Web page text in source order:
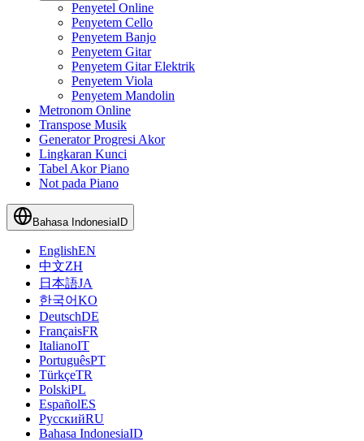
Penyetel Online
Penyetem Cello
Penyetem Banjo
Penyetem Gitar
Penyetem Gitar Elektrik
Penyetem Viola
Penyetem Mandolin
Metronom Online
Transpose Musik
Generator Progresi Akor
Lingkaran Kunci
Tabel Akor Piano
Not pada Piano
Bahasa IndonesiaID
EnglishEN
中文ZH
日本語JA
한국어KO
DeutschDE
FrançaisFR
ItalianoIT
PortuguêsPT
TürkçeTR
PolskiPL
EspañolES
РусскийRU
Bahasa IndonesiaID